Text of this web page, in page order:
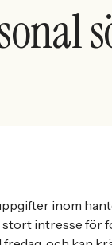
inom
stort intresse för